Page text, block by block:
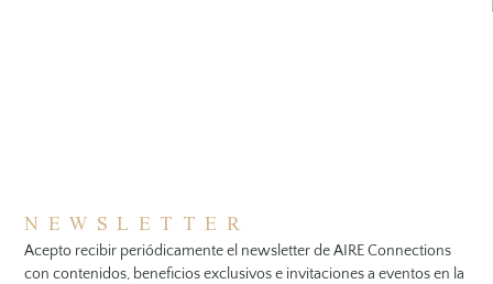
NEWSLETTER
Acepto recibir periódicamente el newsletter de AIRE Connections
con contenidos, beneficios exclusivos e invitaciones a eventos en la